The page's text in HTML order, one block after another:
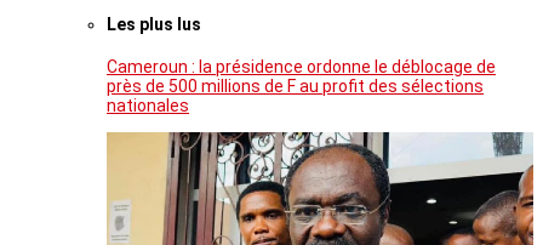
Les plus lus
Cameroun : la présidence ordonne le déblocage de
près de 500 millions de F au profit des sélections
nationales